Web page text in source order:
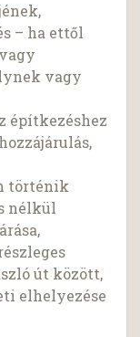
– ha ettől
vagy
építkezéshez
történik
nélkül
út között,
elhelyezése